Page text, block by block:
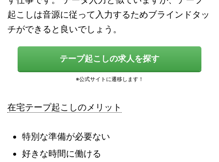
起こしは音源に従って入力するためブラインドタッ
チができると良いでしょう。
テープ起こしの求人を探す
在宅テープ起こしのメリット
特別な準備が必要ない
好きな時間に働ける